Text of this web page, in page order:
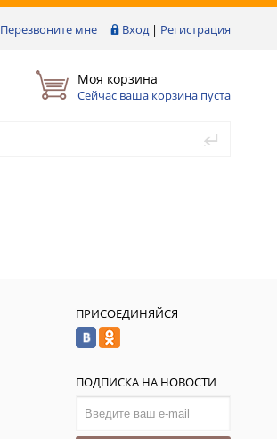
Перезвоните мне Вход | Регистрация
Моя корзина
Сейчас ваша корзина пуста
ПРИСОЕДИНЯЙСЯ
ПОДПИСКА НА НОВОСТИ